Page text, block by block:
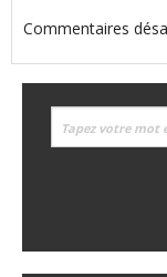
Commentaires